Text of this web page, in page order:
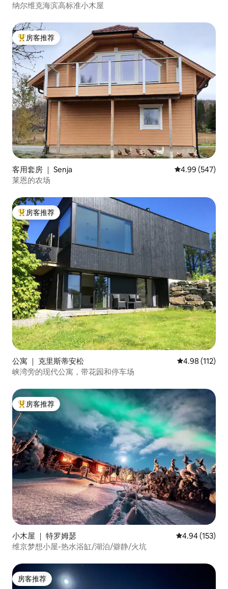
纳尔维克海滨高标准小木屋
热门「房客推荐」
房客推荐
客用套房 ｜ Senja 平均评分 4.99
4.99 (547)
莱恩的农场
热门「房客推荐」
房客推荐
公寓 ｜ 克里斯蒂安松 平均评分 4.98
4.98 (112)
峡湾旁的现代公寓，带花园和停车场
热门「房客推荐」
房客推荐
小木屋 ｜ 特罗姆瑟 平均评分 4.94
4.94 (153)
维京梦想小屋-热水浴缸/湖泊/僻静/火坑
房客推荐
房客推荐